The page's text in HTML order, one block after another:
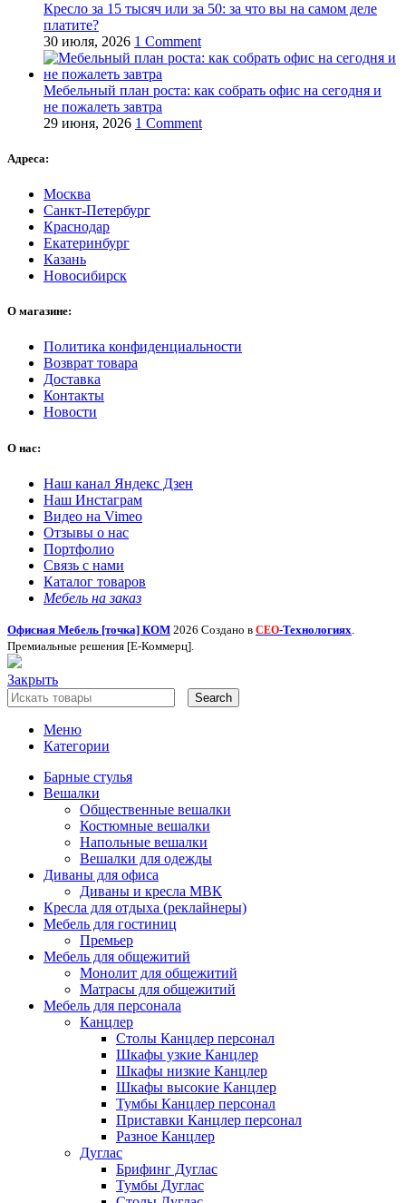
Кресло за 15 тысяч или за 50: за что вы на самом деле
платите?
30 июля, 2026 1 Comment
Мебельный план роста: как собрать офис на сегодня и
не пожалеть завтра
29 июня, 2026 1 Comment
Адреса:
Москва
Санкт-Петербург
Краснодар
Екатеринбург
Казань
Новосибирск
О магазине:
Политика конфиденциальности
Возврат товара
Доставка
Контакты
Новости
О нас:
Наш канал Яндекс Дзен
Наш Инстаграм
Видео на Vimeo
Отзывы о нас
Портфолио
Связь с нами
Каталог товаров
Мебель на заказ
Офисная Мебель [точка] КОМ 2026 Создано в СЕО-Технологиях
Премиальные решения [Е-Коммерц].
Закрыть
Search
Меню
Категории
Барные стулья
Вешалки
Общественные вешалки
Костюмные вешалки
Напольные вешалки
Вешалки для одежды
Диваны для офиса
Диваны и кресла МВК
Кресла для отдыха (реклайнеры)
Мебель для гостиниц
Премьер
Мебель для общежитий
Монолит для общежитий
Матрасы для общежитий
Мебель для персонала
Канцлер
Столы Канцлер персонал
Шкафы узкие Канцлер
Шкафы низкие Канцлер
Шкафы высокие Канцлер
Тумбы Канцлер персонал
Приставки Канцлер персонал
Разное Канцлер
Дуглас
Брифинг Дуглас
Тумбы Дуглас